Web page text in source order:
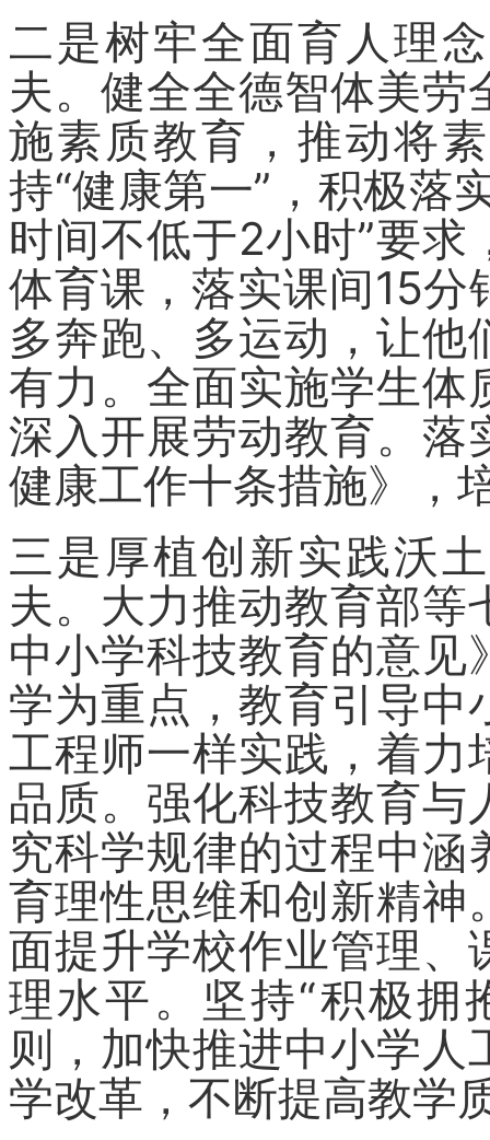
二是树牢全面育人理
夫。健全全德智体美
施素质教育，推动将
持“健康第一”，积极落
时间不低于2小时”要
体育课，落实课间15
多奔跑、多运动，让
有力。全面实施学生体
深入开展劳动教育。落
健康工作十条措施》，
三是厚植创新实践沃
夫。大力推动教育部
中小学科技教育的意见
学为重点，教育引导中
工程师一样实践，着力
品质。强化科技教育与
究科学规律的过程中
育理性思维和创新精神
面提升学校作业管理、
理水平。坚持“积极拥
则，加快推进中小学
学改革，不断提高教学